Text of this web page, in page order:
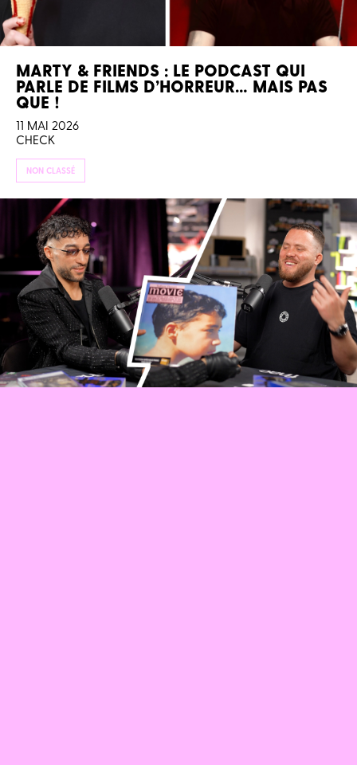
MARTY & FRIENDS : LE PODCAST QUI
PARLE DE FILMS D’HORREUR… MAIS PAS
QUE !
11 MAI 2026
CHECK
NON CLASSÉ